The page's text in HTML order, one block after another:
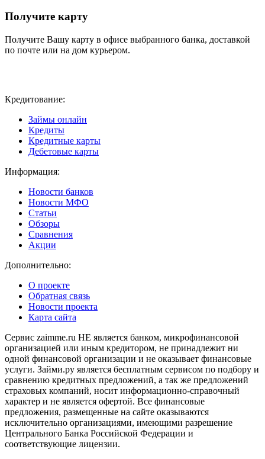
Получите карту
Получите Вашу карту в офисе выбранного банка, доставкой
по почте или на дом курьером.
Кредитование:
Займы онлайн
Кредиты
Кредитные карты
Дебетовые карты
Информация:
Новости банков
Новости МФО
Статьи
Обзоры
Сравнения
Акции
Дополнительно:
О проекте
Обратная связь
Новости проекта
Карта сайта
Сервис zaimme.ru НЕ является банком, микрофинансовой
организацией или иным кредитором, не принадлежит ни
одной финансовой организации и не оказывает финансовые
услуги. Займи.ру является бесплатным сервисом по подбору и
сравнению кредитных предложений, а так же предложений
страховых компаний, носит информационно-справочный
характер и не является офертой. Все финансовые
предложения, размещенные на сайте оказываются
исключительно организациями, имеющими разрешение
Центрального Банка Российской Федерации и
соответствующие лицензии.